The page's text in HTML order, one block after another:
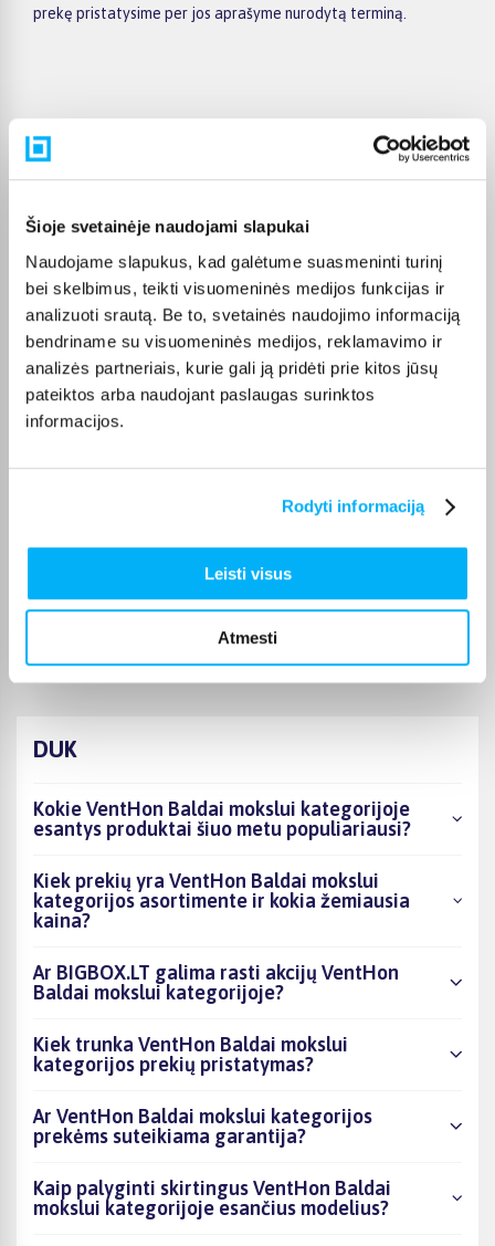
Šioje svetainėje naudojami slapukai
Naudojame slapukus, kad galėtume suasmeninti turinį
bei skelbimus, teikti visuomeninės medijos funkcijas ir
analizuoti srautą. Be to, svetainės naudojimo informaciją
bendriname su visuomeninės medijos, reklamavimo ir
analizės partneriais, kurie gali ją pridėti prie kitos jūsų
pateiktos arba naudojant paslaugas surinktos
informacijos.
Rodyti informaciją
Leisti visus
Atmesti
prekę pristatysime per jos aprašyme nurodytą terminą.
Pirkėjų atsiliepimai apie prekes
Patvirtintas pirkėjas
Labai gražus ir geras stalas. Mergaitė labai patenkinta
Robertas B.
Patvirtintas pirkėjas
Puiki ir patogi kėdė
Patvirtintas pirkėjas
DUK
Kokie VentHon Baldai mokslui kategorijoje
esantys produktai šiuo metu populiariausi?
Kiek prekių yra VentHon Baldai mokslui
kategorijos asortimente ir kokia žemiausia
kaina?
Ar BIGBOX.LT galima rasti akcijų VentHon
Baldai mokslui kategorijoje?
Kiek trunka VentHon Baldai mokslui
kategorijos prekių pristatymas?
Ar VentHon Baldai mokslui kategorijos
prekėms suteikiama garantija?
Kaip palyginti skirtingus VentHon Baldai
mokslui kategorijoje esančius modelius?